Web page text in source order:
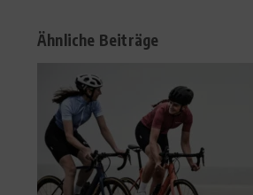
Ähnliche Beiträge